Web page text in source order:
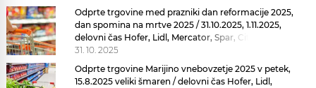
Odprte trgovine med prazniki dan reformacije 2025,
dan spomina na mrtve 2025 / 31.10.2025, 1.11.2025,
delovni čas Hofer, Lidl, Mercator, Spar, Citypark, Aleja
Odprte
31. 10. 2025
Odprte trgovine Marijino vnebovzetje 2025 v petek,
15.8.2025 veliki šmaren / delovni čas Hofer, Lidl,